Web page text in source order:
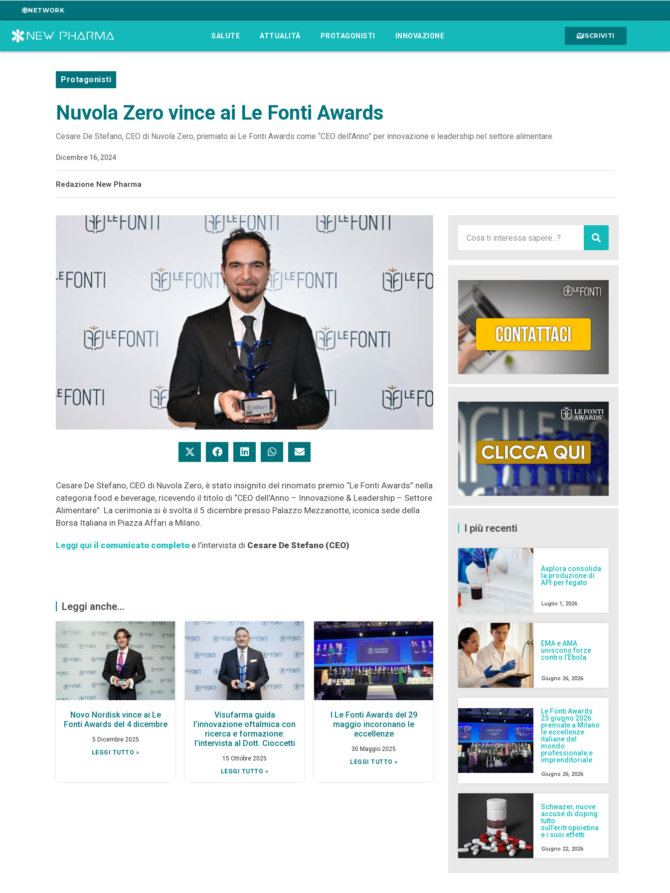
NETWORK
SALUTE ATTUALITÀ PROTAGONISTI INNOVAZIONE ISCRIVITI
Protagonisti
Nuvola Zero vince ai Le Fonti Awards
Cesare De Stefano, CEO di Nuvola Zero, premiato ai Le Fonti Awards come “CEO dell’Anno” per innovazione e leadership nel settore alimentare.
Dicembre 16, 2024
Redazione New Pharma
Cesare De Stefano, CEO di Nuvola Zero, è stato insignito del rinomato premio “Le Fonti Awards” nella
categoria food e beverage, ricevendo il titolo di “CEO dell’Anno – Innovazione & Leadership – Settore
Alimentare”. La cerimonia si è svolta il 5 dicembre presso Palazzo Mezzanotte, iconica sede della
Borsa Italiana in Piazza Affari a Milano.
Leggi qui il comunicato completo e l’intervista di Cesare De Stefano (CEO)
Leggi anche...
Novo Nordisk vince ai Le
Fonti Awards del 4 dicembre
5 Dicembre 2025
LEGGI TUTTO »
Visufarma guida
l’innovazione oftalmica con
ricerca e formazione:
l’intervista al Dott. Cioccetti
15 Ottobre 2025
LEGGI TUTTO »
I Le Fonti Awards del 29
maggio incoronano le
eccellenze
30 Maggio 2025
LEGGI TUTTO »
I più recenti
Axplora consolida
la produzione di
API per fegato
Luglio 1, 2026
EMA e AMA
uniscono forze
contro l’Ebola
Giugno 26, 2026
Le Fonti Awards
25 giugno 2026:
premiate a Milano
le eccellenze
italiane del
mondo
professionale e
imprenditoriale
Giugno 26, 2026
Schwazer, nuove
accuse di doping:
tutto
sull’eritropoietina
e i suoi effetti
Giugno 22, 2026